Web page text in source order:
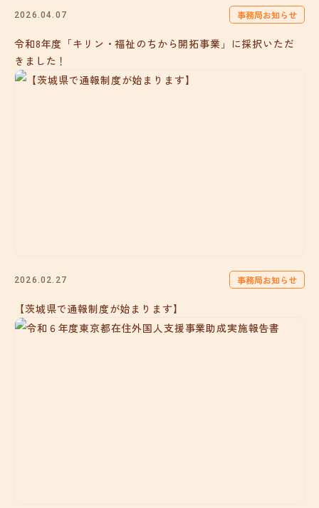
2026.04.07 事務局お知らせ
令和8年度「キリン・福祉のちから開拓事業」に採択いただ
きました！
2026.02.27 事務局お知らせ
【茨城県で通報制度が始まります】